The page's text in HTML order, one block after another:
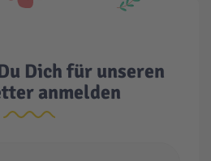
Dich für unseren
anmelden